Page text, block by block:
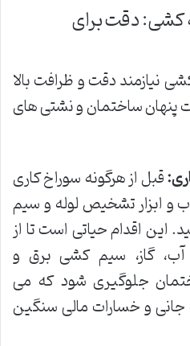
کشی: دقت برای
نیازمند دقت و ظرافت بالا
پنهان ساختمان و نشتی های
قبل از هرگونه سوراخ کاری
و ابزار تشخیص لوله و سیم
این اقدام حیاتی است تا از
گاز، سیم کشی برق و
جلوگیری شود که می
جانی و خسارات مالی سنگین